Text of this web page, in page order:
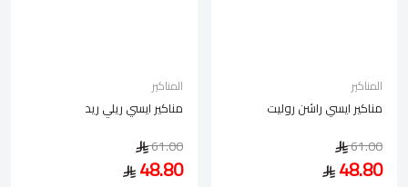
المناكير
مناكير ايسي ريلي ريد
61.00
48.80
المناكير
مناكير ايسي راشن روليت
61.00
48.80